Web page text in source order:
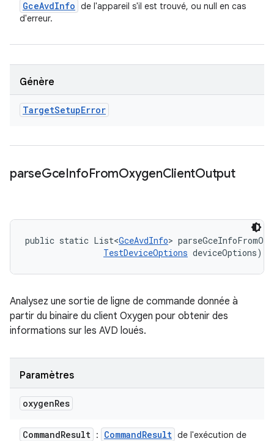
GceAvdInfo de l'appareil s'il est trouvé, ou null en cas
d'erreur.
Génère
TargetSetupError
parseGceInfoFromOxygenClientOutput
public static List<GceAvdInfo>
TestDeviceOptions deviceOptions)
Analysez une sortie de ligne de commande donnée à
partir du binaire du client Oxygen pour obtenir des
informations sur les AVD loués.
Paramètres
oxygenRes
CommandResult : CommandResult de l'exécution de